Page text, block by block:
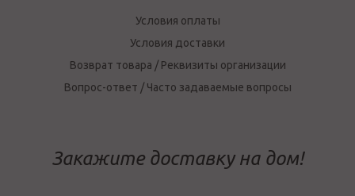
Условия оплаты
Условия доставки
Возврат товара / Реквизиты организации
Вопрос-ответ / Часто задаваемые вопросы
Закажите доставку на дом!